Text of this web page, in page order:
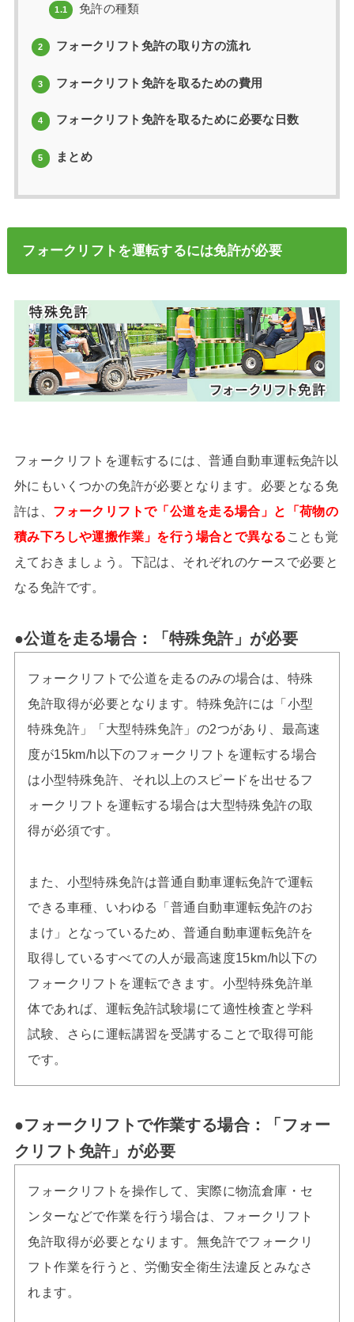
1.1 免許の種類
2 フォークリフト免許の取り方の流れ
3 フォークリフト免許を取るための費用
4 フォークリフト免許を取るために必要な日数
5 まとめ
フォークリフトを運転するには免許が必要
フォークリフトを運転するには、普通自動車運転免許以
外にもいくつかの免許が必要となります。必要となる免
許は、 フォークリフトで「公道を走る場合」と「荷物の
積み下ろしや運搬作業」を行う場合とで異なる ことも覚
えておきましょう。下記は、それぞれのケースで必要と
なる免許です。
●公道を走る場合：「特殊免許」が必要
フォークリフトで公道を走るのみの場合は、特殊
免許取得が必要となります。特殊免許には「小型
特殊免許」「大型特殊免許」の2つがあり、最高速
度が15km/h以下のフォークリフトを運転する場合
は小型特殊免許、それ以上のスピードを出せるフ
ォークリフトを運転する場合は大型特殊免許の取
得が必須です。
また、小型特殊免許は普通自動車運転免許で運転
できる車種、いわゆる「普通自動車運転免許のお
まけ」となっているため、普通自動車運転免許を
取得しているすべての人が最高速度15km/h以下の
フォークリフトを運転できます。小型特殊免許単
体であれば、運転免許試験場にて適性検査と学科
試験、さらに運転講習を受講することで取得可能
です。
●フォークリフトで作業する場合：「フォー
クリフト免許」が必要
フォークリフトを操作して、実際に物流倉庫・セ
ンターなどで作業を行う場合は、フォークリフト
免許取得が必要となります。無免許でフォークリ
フト作業を行うと、労働安全衛生法違反とみなさ
れます。